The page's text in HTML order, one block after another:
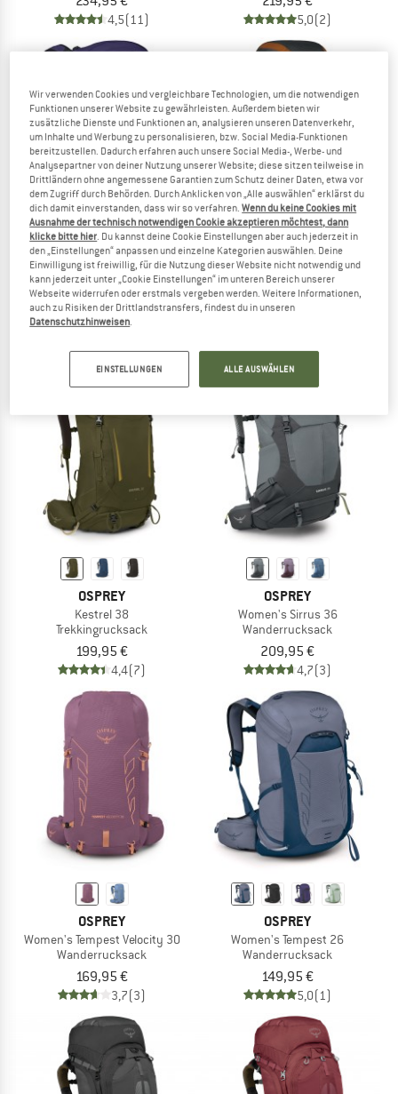
4,5(11) 5,0(2)
OSPREY
Women's Tempest 22
Wanderrucksack
139,95 €
OSPREY
Exos 58
Trekkingrucksack
OSPREY
Kestrel 38
Trekkingrucksack
199,95 €
4,4(7)
OSPREY
Women's Sirrus 36
Wanderrucksack
209,95 €
4,7(3)
OSPREY
Women's Tempest Velocity 30
Wanderrucksack
169,95 €
3,7(3)
OSPREY
Women's Tempest 26
Wanderrucksack
149,95 €
5,0(1)
Wir verwenden Cookies und vergleichbare Technologien, um die notwendigen
Funktionen unserer Website zu gewährleisten. Außerdem bieten wir
zusätzliche Dienste und Funktionen an, analysieren unseren Datenverkehr,
um Inhalte und Werbung zu personalisieren, bzw. Social Media-Funktionen
bereitzustellen. Dadurch erfahren auch unsere Social Media-, Werbe- und
Analysepartner von deiner Nutzung unserer Website; diese sitzen teilweise in
Drittländern ohne angemessene Garantien zum Schutz deiner Daten, etwa vor
dem Zugriff durch Behörden. Durch Anklicken von „Alle auswählen“ erklärst du
dich damit einverstanden, dass wir so verfahren.Wenn du keine Cookies mit
Ausnahme der technisch notwendigen Cookie akzeptieren möchtest, dann
klicke bitte hier. Du kannst deine Cookie Einstellungen aber auch jederzeit in
den „Einstellungen“ anpassen und einzelne Kategorien auswählen. Deine
Einwilligung ist freiwillig, für die Nutzung dieser Website nicht notwendig und
kann jederzeit unter „Cookie Einstellungen“ im unteren Bereich unserer
Webseite widerrufen oder erstmals vergeben werden. Weitere Informationen,
auch zu Risiken der Drittlandstransfers, findest du in unseren
Datenschutzhinweisen.
EINSTELLUNGEN ALLE AUSWÄHLEN